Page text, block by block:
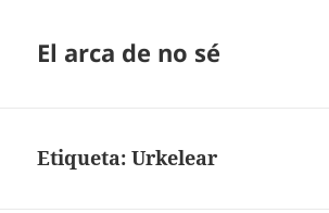
El arca de no sé
Etiqueta:Urkelear